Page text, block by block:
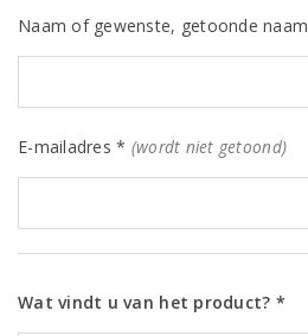
Naam of gewenste, getoonde naam
E-mailadres * (wordt niet getoond)
Wat vindt u van het product? *